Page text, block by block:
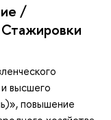
/
высшего
, повышение